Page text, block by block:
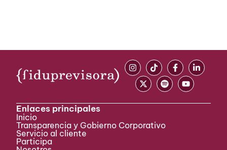
Enlaces principales
Inicio
Transparencia y Gobierno Corporativo
Servicio al cliente
Participa ​